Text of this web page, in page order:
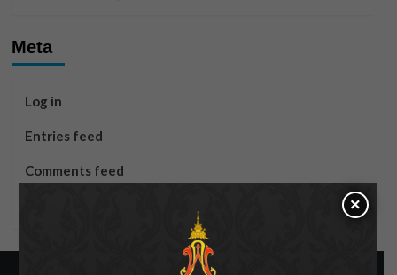
Meta
Log in
Entries feed
Comments feed
×